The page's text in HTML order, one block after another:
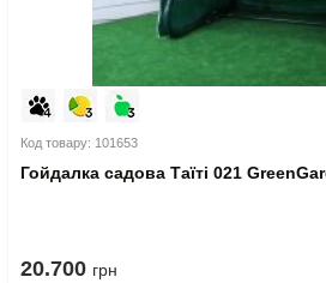
Код товару: 101653
Гойдалка садова Таїті 021
20.700 грн